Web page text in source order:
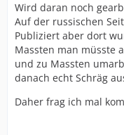
Wird daran noch
Auf der russischen
Publiziert aber dort
Massten man müsste
und zu Massten
danach echt Schräg
Daher frag ich mal